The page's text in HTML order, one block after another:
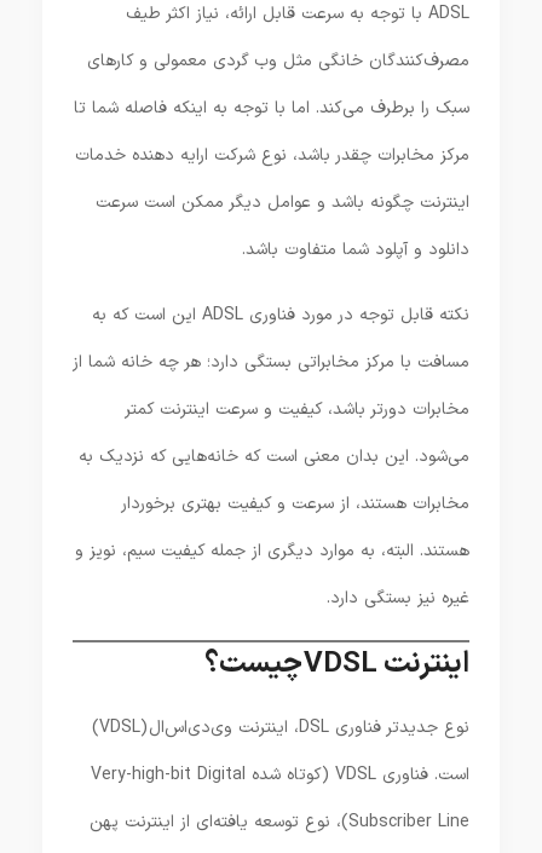
ADSL با توجه به‌ سرعت قابل ارائه، نیاز اکثر طیف
مصرف‌کنندگان خانگی مثل وب گردی معمولی و کارهای
سبک را برطرف می‌کند. اما با توجه به اینکه فاصله شما تا
مرکز مخابرات چقدر باشد، نوع شرکت ارایه دهنده خدمات
اینترنت چگونه باشد و عوامل دیگر ممکن است سرعت
دانلود و آپلود شما متفاوت باشد.
نکته قابل توجه در مورد فناوری ADSL این است که به
مسافت با مرکز مخابراتی بستگی دارد؛ هر چه خانه شما از
مخابرات دورتر باشد، کیفیت و سرعت اینترنت کمتر
می‌شود. این بدان معنی است که خانه‌هایی که نزدیک به
مخابرات هستند، از سرعت و کیفیت بهتری برخوردار
هستند. البته، به موارد دیگری از جمله کیفیت سیم، نویز و
غیره نیز بستگی دارد.
اینترنت VDSL چیست؟
نوع جدیدتر فناوری DSL، اینترنت وی‌دی‌اس‌ال (VDSL)
است. فناوری VDSL (کوتاه شده Very-high-bit Digital
Subscriber Line)، نوع توسعه یافته‌ای از اینترنت پهن‌